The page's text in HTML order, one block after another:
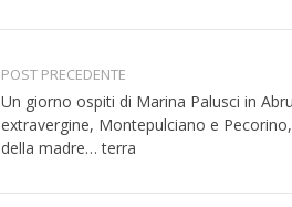
POST PRECEDENTE
Un giorno ospiti di Marina Palusci in
extravergine, Montepulciano e
della madre… terra